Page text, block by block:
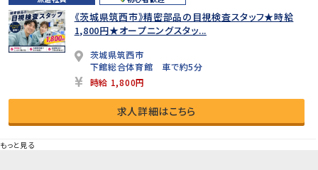
《茨城県筑西市》精密部品の目視検査スタッフ★時給
1,800円★オープニングスタッ...
茨城県筑西市
下館総合体育館 車で約5分
時給 1,800円
求人詳細はこちら
もっと見る